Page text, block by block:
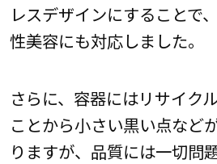
レスデザインにすることで
性美容にも対応しました。
さらに、容器にはリサイク
ことから小さい黒い点など
りますが、品質には一切問